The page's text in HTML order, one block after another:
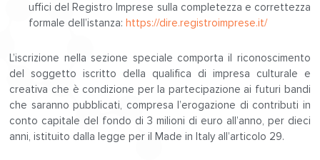
uffici del Registro Imprese sulla completezza e correttezza
formale dell’istanza:https://dire.registroimprese.it/
L’iscrizione nella sezione speciale comporta il riconoscimento
del soggetto iscritto della qualifica di impresa culturale e
creativa che è condizione per la partecipazione ai futuri bandi
che saranno pubblicati, compresa l’erogazione di contributi in
conto capitale del fondo di 3 milioni di euro all’anno, per dieci
anni, istituito dalla legge per il Made in Italy all’articolo 29.